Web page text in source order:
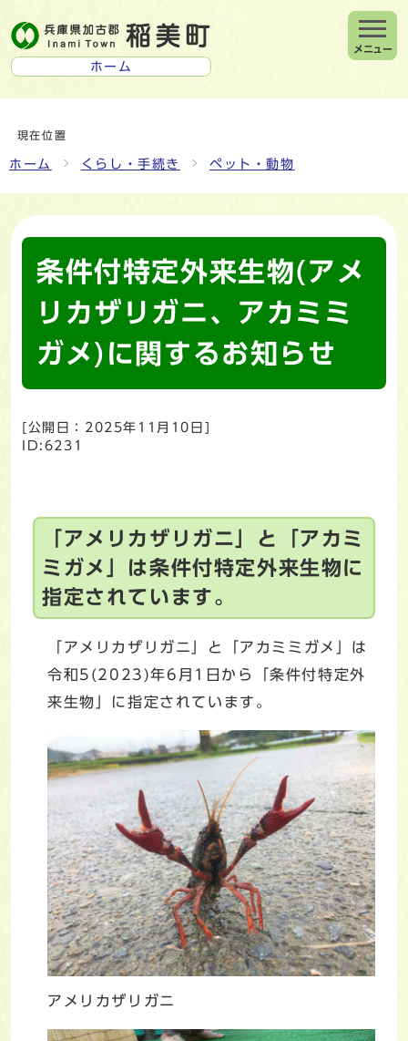
ホーム
メニュー
現在位置
ホーム くらし・手続き ペット・動物
条件付特定外来生物(アメ
リカザリガニ、アカミミ
ガメ)に関するお知らせ
[公開日： 2025年11月10日 ]
ID:6231
「アメリカザリガニ」と「アカミ
ミガメ」は条件付特定外来生物に
指定されています。
「アメリカザリガニ」と「アカミミガメ」は
令和5(2023)年6月1日から「条件付特定外
来生物」に指定されています。
アメリカザリガニ